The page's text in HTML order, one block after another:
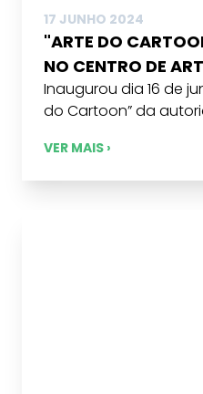
17 JUNHO 2024
"ARTE DO
NO CENTRO DE
Inaugurou dia 16 de
do Cartoon” da
VER MAIS ›